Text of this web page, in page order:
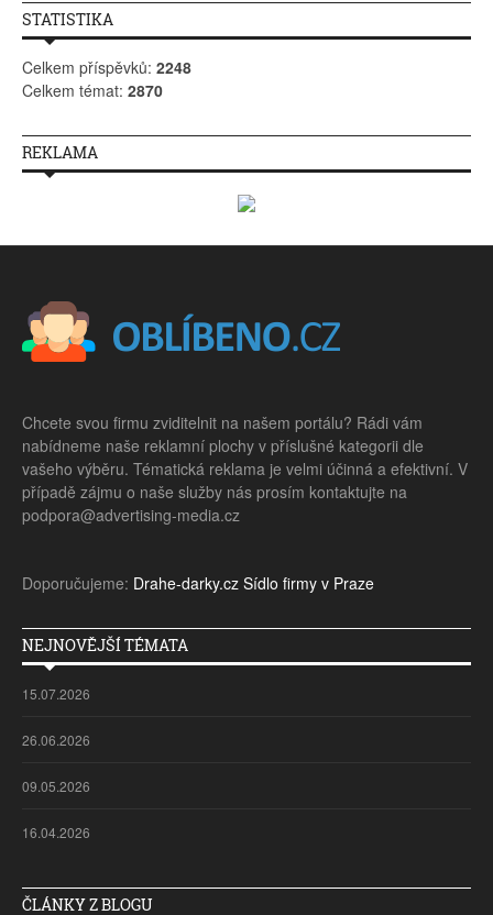
STATISTIKA
Celkem příspěvků: 2248
Celkem témat: 2870
REKLAMA
Chcete svou firmu zviditelnit na našem portálu? Rádi vám
nabídneme naše reklamní plochy v příslušné kategorii dle
vašeho výběru. Tématická reklama je velmi účinná a efektivní. V
případě zájmu o naše služby nás prosím kontaktujte na
podpora@advertising-media.cz
Doporučujeme: Drahe-darky.cz Sídlo firmy v Praze
NEJNOVĚJŠÍ TÉMATA
15.07.2026
26.06.2026
09.05.2026
16.04.2026
ČLÁNKY Z BLOGU